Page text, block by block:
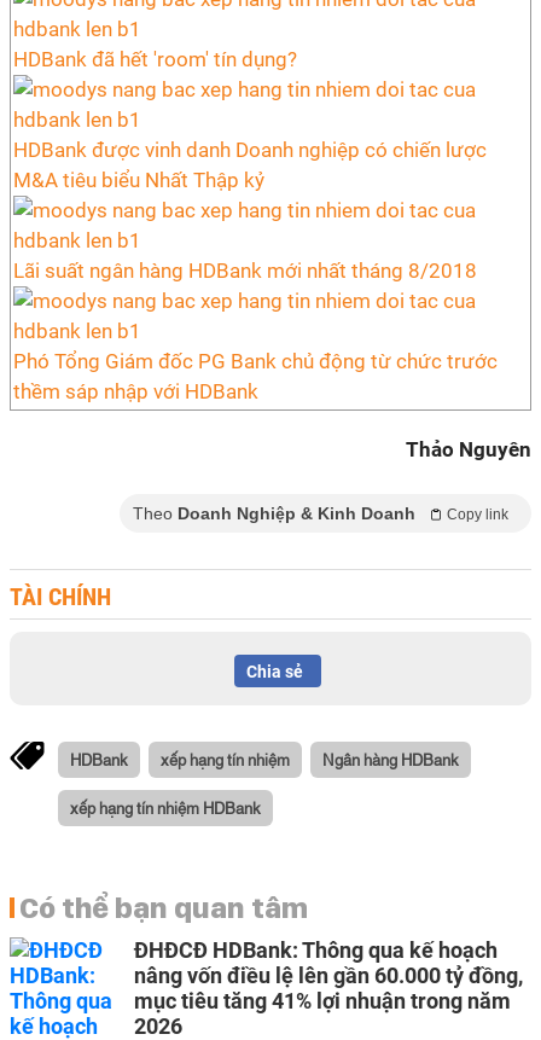
HDBank đã hết 'room' tín dụng?
HDBank được vinh danh Doanh nghiệp có chiến lược
M&A tiêu biểu Nhất Thập kỷ
Lãi suất ngân hàng HDBank mới nhất tháng 8/2018
Phó Tổng Giám đốc PG Bank chủ động từ chức trước
thềm sáp nhập với HDBank
Thảo Nguyên
Theo Doanh Nghiệp & Kinh Doanh Copy link
TÀI CHÍNH
Chia sẻ
HDBank xếp hạng tín nhiệm Ngân hàng HDBank
xếp hạng tín nhiệm HDBank
Có thể bạn quan tâm
ĐHĐCĐ HDBank: Thông qua kế hoạch
nâng vốn điều lệ lên gần 60.000 tỷ đồng,
mục tiêu tăng 41% lợi nhuận trong năm
2026